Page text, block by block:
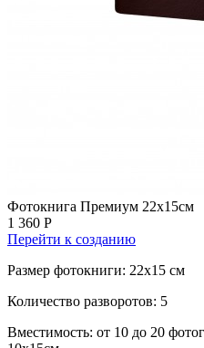
Фотокнига Премиум 22х15см
1 360 Р
Перейти к созданию
Размер фотокниги: 22x15 см
Количество разворотов: 5
Вместимость: от 10 до 20